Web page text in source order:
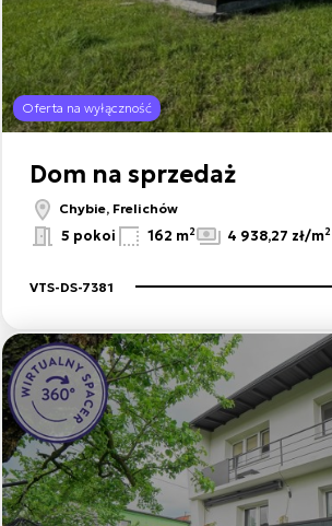
4
Oferta na wyłączność
Dom na sprzedaż
Chybie, Frelichów
5 pokoi 162 m2 4 938,27 zł/m2
VTS-DS-7381